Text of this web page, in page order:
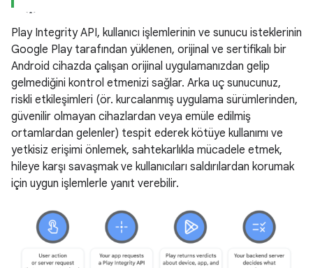
Play Integrity API, kullanıcı işlemlerinin ve sunucu isteklerinin
Google Play tarafından yüklenen, orijinal ve sertifikalı bir
Android cihazda çalışan orijinal uygulamanızdan gelip
gelmediğini kontrol etmenizi sağlar. Arka uç sunucunuz,
riskli etkileşimleri (ör. kurcalanmış uygulama sürümlerinden,
güvenilir olmayan cihazlardan veya emüle edilmiş
ortamlardan gelenler) tespit ederek kötüye kullanımı ve
yetkisiz erişimi önlemek, sahtekarlıkla mücadele etmek,
hileye karşı savaşmak ve kullanıcıları saldırılardan korumak
için uygun işlemlerle yanıt verebilir.